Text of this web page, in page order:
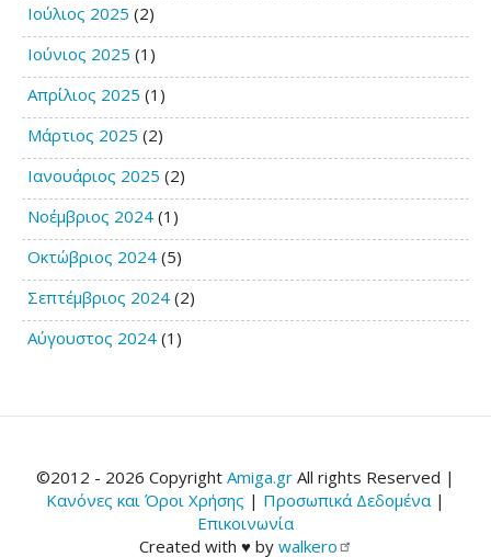
Ιούλιος 2025 (2)
Ιούνιος 2025 (1)
Απρίλιος 2025 (1)
Μάρτιος 2025 (2)
Ιανουάριος 2025 (2)
Νοέμβριος 2024 (1)
Οκτώβριος 2024 (5)
Σεπτέμβριος 2024 (2)
Αύγουστος 2024 (1)
©2012 - 2026 Copyright Amiga.gr All rights Reserved |
Κανόνες και Όροι Χρήσης | Προσωπικά Δεδομένα|
Επικοινωνία
Created with ♥ by walkero